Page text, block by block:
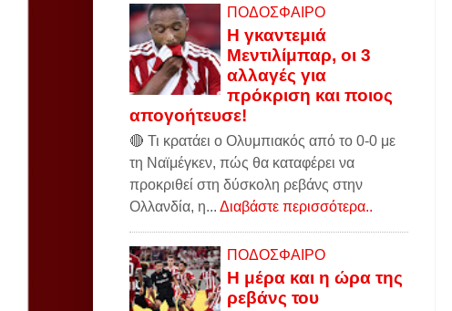
ΠΟΔΟΣΦΑΙΡΟ
Η γκαντεμιά
Μεντιλίμπαρ, οι 3
αλλαγές για
πρόκριση και ποιος
απογοήτευσε!
🔴 Τι κρατάει ο Ολυμπιακός από το 0-0 με
τη Ναϊμέγκεν, πώς θα καταφέρει να
προκριθεί στη δύσκολη ρεβάνς στην
Ολλανδία, η... Διαβάστε περισσότερα..
ΠΟΔΟΣΦΑΙΡΟ
Η μέρα και η ώρα της
ρεβάνς του